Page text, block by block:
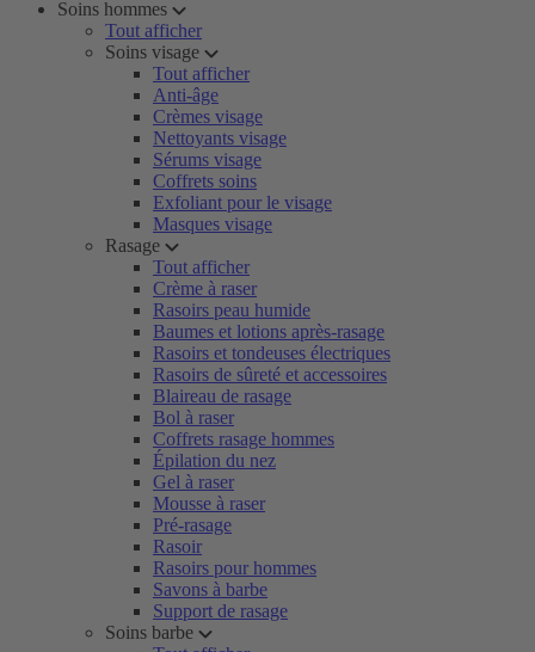
Soins hommes
Tout afficher
Soins visage
Tout afficher
Anti-âge
Crèmes visage
Nettoyants visage
Sérums visage
Coffrets soins
Exfoliant pour le visage
Masques visage
Rasage
Tout afficher
Crème à raser
Rasoirs peau humide
Baumes et lotions après-rasage
Rasoirs et tondeuses électriques
Rasoirs de sûreté et accessoires
Blaireau de rasage
Bol à raser
Coffrets rasage hommes
Épilation du nez
Gel à raser
Mousse à raser
Pré-rasage
Rasoir
Rasoirs pour hommes
Savons à barbe
Support de rasage
Soins barbe